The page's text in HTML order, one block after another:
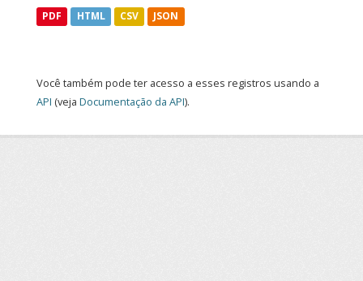
PDF HTML CSV JSON
Você também pode ter acesso a esses registros usando a
API (veja Documentação da API).